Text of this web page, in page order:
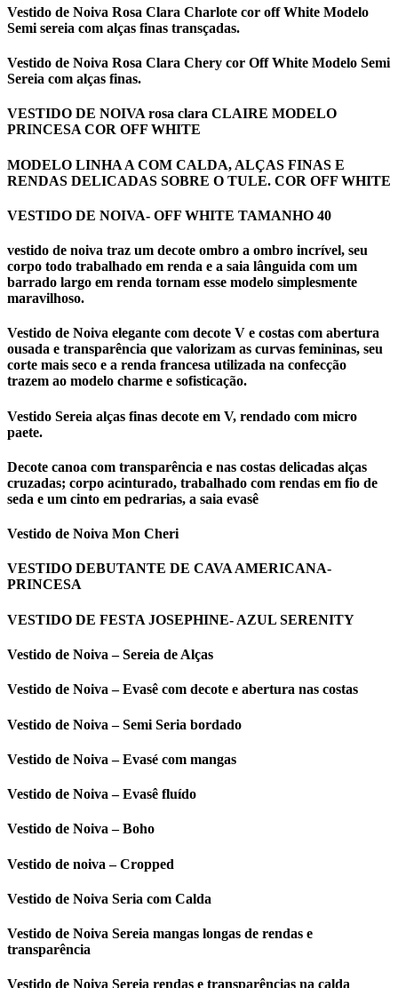
Vestido de Noiva Rosa Clara Charlote cor off White Modelo
Semi sereia com alças finas transçadas.
Vestido de Noiva Rosa Clara Chery cor Off White Modelo Semi
Sereia com alças finas.
VESTIDO DE NOIVA rosa clara CLAIRE MODELO
PRINCESA COR OFF WHITE
MODELO LINHA A COM CALDA, ALÇAS FINAS E
RENDAS DELICADAS SOBRE O TULE. COR OFF WHITE
VESTIDO DE NOIVA- OFF WHITE TAMANHO 40
vestido de noiva traz um decote ombro a ombro incrível, seu
corpo todo trabalhado em renda e a saia lânguida com um
barrado largo em renda tornam esse modelo simplesmente
maravilhoso.
Vestido de Noiva elegante com decote V e costas com abertura
ousada e transparência que valorizam as curvas femininas, seu
corte mais seco e a renda francesa utilizada na confecção
trazem ao modelo charme e sofisticação.
Vestido Sereia alças finas decote em V, rendado com micro
paete.
Decote canoa com transparência e nas costas delicadas alças
cruzadas; corpo acinturado, trabalhado com rendas em fio de
seda e um cinto em pedrarias, a saia evasê
Vestido de Noiva Mon Cheri
VESTIDO DEBUTANTE DE CAVA AMERICANA-
PRINCESA
VESTIDO DE FESTA JOSEPHINE- AZUL SERENITY
Vestido de Noiva – Sereia de Alças
Vestido de Noiva – Evasê com decote e abertura nas costas
Vestido de Noiva – Semi Seria bordado
Vestido de Noiva – Evasé com mangas
Vestido de Noiva – Evasê fluído
Vestido de Noiva – Boho
Vestido de noiva – Cropped
Vestido de Noiva Seria com Calda
Vestido de Noiva Sereia mangas longas de rendas e
transparência
Vestido de Noiva Sereia rendas e transparências na calda